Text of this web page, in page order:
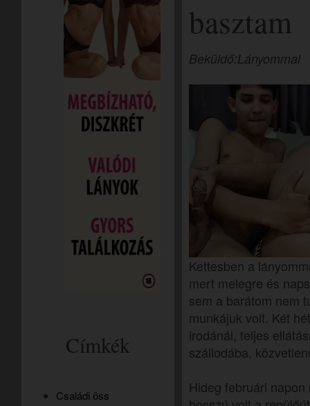
Címkék
Családi öss
basztam
Beküldő:Lányommal
Kettesben a
mert melegre és
sem a barátom nem
munkájuk volt. Két
irodánál, teljes
szállodába,
Hideg februári